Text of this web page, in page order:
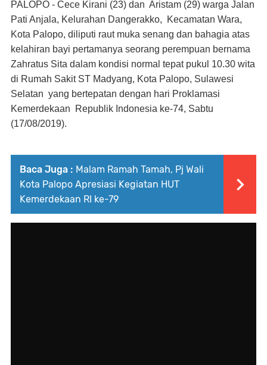
PALOPO - Cece Kirani (23) dan Aristam (29) warga Jalan
Pati Anjala, Kelurahan Dangerakko,
Kecamatan Wara,
Kota Palopo, diliputi raut muka senang dan bahagia atas
kelahiran bayi pertamanya seorang perempuan bernama
Zahratus Sita dalam kondisi normal tepat pukul 10.30 wita
di Rumah Sakit ST Madyang, Kota Palopo, Sulawesi
Selatan yang bertepatan dengan hari Proklamasi
Kemerdekaan
Republik Indonesia ke-74, Sabtu
(17/08/2019).
Baca Juga : Malam Ramah Tamah, Pj Wali
Kota Palopo Apresiasi Kegiatan HUT
Kemerdekaan RI ke-79